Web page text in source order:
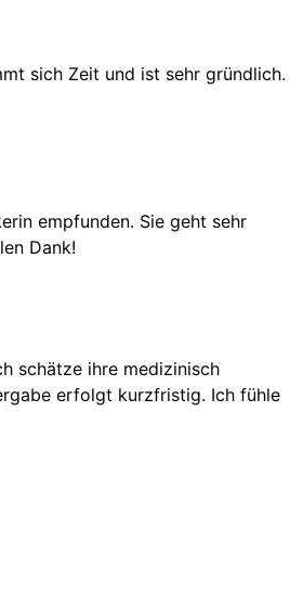
sich Zeit und ist sehr gründlich.
empfunden. Sie geht sehr
Dank!
schätze ihre medizinisch
erfolgt kurzfristig. Ich fühle